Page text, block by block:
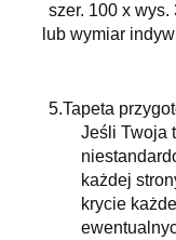
szer. 100 x wys.
lub wymiar
5.Tapeta
Jeśli Twoja
każdej
krycie